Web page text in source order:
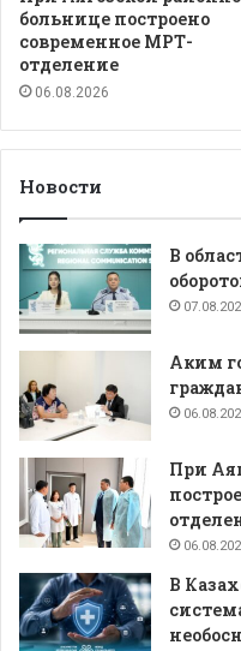
больнице построено
современное МРТ-
отделение
06.08.2026
Новости
В
Аким
При
В